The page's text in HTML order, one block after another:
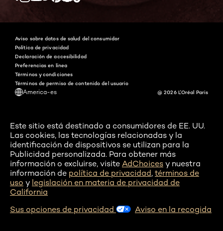
Twitter
America-es
Aviso sobre datos de salud del consumidor
Política de privacidad
Declaración de accesibilidad
Preferencias en línea
Términos y condiciones
Términos de permiso de contenido del usuario
@ 2026 L'Oréal Paris
Este sitio está destinado a consumidores de EE. UU.
Las cookies, las tecnologías relacionadas y la
identificación de dispositivos se utilizan para la
Publicidad personalizada. Para obtener más
información o excluirse, visite AdChoices y nuestra
información de política de privacidad, términos de
uso y legislación en materia de privacidad de
California
Sus opciones de privacidad
Aviso en la recogida